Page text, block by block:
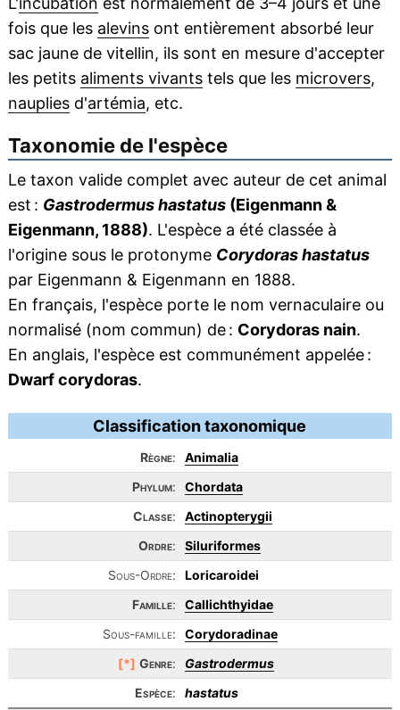
fois que les alevinsont entièrement absorbé leur
sac jaune de vitellin, ils sont en mesure d'accepter
les petits aliments vivantstels que les microvers,
naupliesd'artémia, etc.
Taxonomie de l'espèce
Le taxon valide complet avec auteur de cet animal
est : Gastrodermus hastatus(Eigenmann &
Eigenmann, 1888). L'espèce a été classée à
l'origine sous le protonyme Corydoras hastatus
par Eigenmann & Eigenmann en 1888.
En français, l'espèce porte le nom vernaculaire ou
normalisé (nom commun) de : Corydoras nain.
En anglais, l'espèce est communément appelée :
Dwarf corydoras.
Classification taxonomique
Règne:
Animalia
Phylum:
Chordata
Classe:
Actinopterygii
Ordre:
Siluriformes
Sous-Ordre:
Loricaroidei
Famille:
Callichthyidae
Sous-famille:
Corydoradinae
[*] Genre:
Gastrodermus
Espèce: hastatus